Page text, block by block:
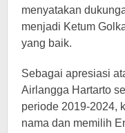
menyatakan
menjadi Ketum
yang baik.
Sebagai apresiasi
Airlangga Hartarto
periode 2019-2024,
nama dan memilih